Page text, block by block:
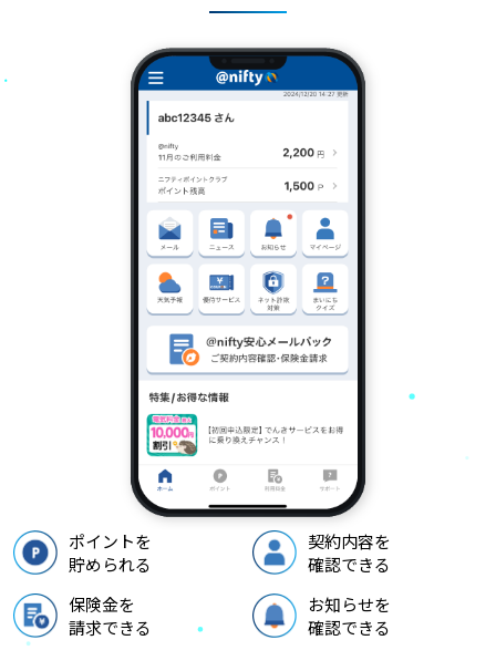
ポイントを
貯められる
保険金を
請求できる
契約内容を
確認できる
お知らせを
確認できる